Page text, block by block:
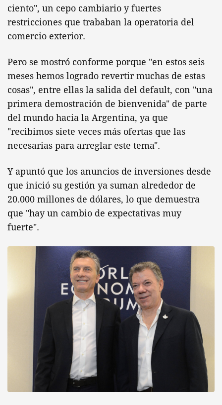
ciento", un cepo cambiario y fuertes
restricciones que trababan la operatoria del
comercio exterior.
Pero se mostró conforme porque "en estos seis
meses hemos logrado revertir muchas de estas
cosas", entre ellas la salida del default, con "una
primera demostración de bienvenida" de parte
del mundo hacia la Argentina, ya que
"recibimos siete veces más ofertas que las
necesarias para arreglar este tema".
Y apuntó que los anuncios de inversiones desde
que inició su gestión ya suman alrededor de
20.000 millones de dólares, lo que demuestra
que "hay un cambio de expectativas muy
fuerte".